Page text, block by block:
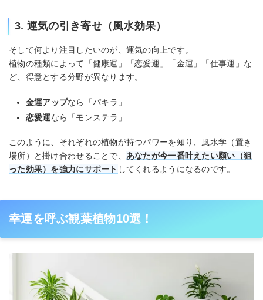
3. 運気の引き寄せ（風水効果）
そして何より注目したいのが、運気の向上です。
植物の種類によって「健康運」「恋愛運」「金運」「仕事運」な
ど、得意とする分野が異なります。
金運アップなら「パキラ」
恋愛運なら「モンステラ」
このように、それぞれの植物が持つパワーを知り、風水学（置き
場所）と掛け合わせることで、 あなたが今一番叶えたい願い（狙
った効果）を強力にサポート してくれるようになるのです。
幸運を呼ぶ観葉植物10選！